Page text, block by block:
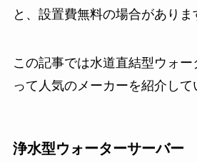
と、設置費無料の場合がありま
この記事では水道直結型ウォ
って人気のメーカーを紹介して
浄水型ウォーターサーバー